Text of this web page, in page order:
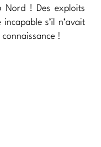
Nord ! Des exploits
s’il n’avait
!